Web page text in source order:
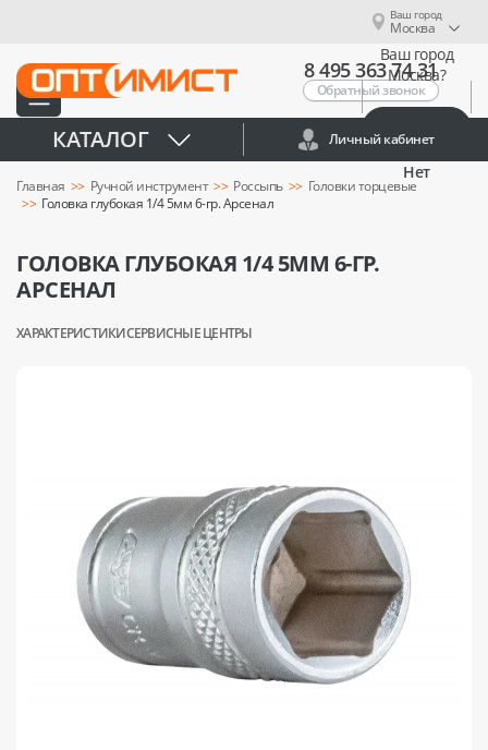
Ваш город
Москва
Ваш город
Москва?
Нет
8 495 363 74 31
Обратный звонок
КАТАЛОГ Личный кабинет
Главная Ручной инструмент Россыпь
Головки торцевые
Головка глубокая 1/4 5мм 6-гр. Арсенал
ГОЛОВКА ГЛУБОКАЯ 1/4 5ММ 6-ГР.
АРСЕНАЛ
ХАРАКТЕРИСТИКИСЕРВИСНЫЕ ЦЕНТРЫ